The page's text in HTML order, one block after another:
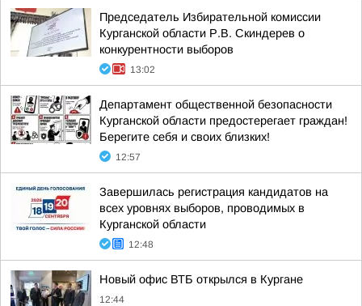
Председатель Избирательной комиссии
Курганской области Р.В. Скиндерев о
конкурентности выборов
13:02
Департамент общественной безопасности
Курганской области предостерегает граждан!
Берегите себя и своих близких!
12:57
Завершилась регистрация кандидатов на
всех уровнях выборов, проводимых в
Курганской области
12:48
Новый офис ВТБ открылся в Кургане
12:44